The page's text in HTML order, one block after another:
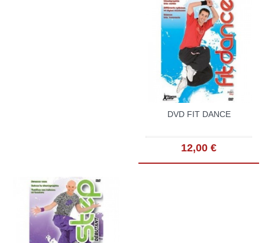
DVD FIT DANCE
12,00 €